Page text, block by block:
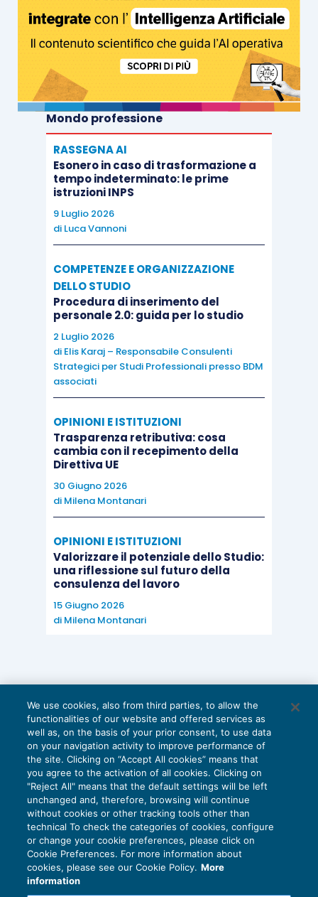
Mondo professione
RASSEGNA AI
Esonero in caso di trasformazione a
tempo indeterminato: le prime
istruzioni INPS
9 Luglio 2026
di Luca Vannoni
COMPETENZE E ORGANIZZAZIONE
DELLO STUDIO
Procedura di inserimento del
personale 2.0: guida per lo studio
2 Luglio 2026
di Elis Karaj – Responsabile Consulenti
Strategici per Studi Professionali presso BDM
associati
OPINIONI E ISTITUZIONI
Trasparenza retributiva: cosa
cambia con il recepimento della
Direttiva UE
30 Giugno 2026
di Milena Montanari
OPINIONI E ISTITUZIONI
Valorizzare il potenziale dello Studio:
una riflessione sul futuro della
consulenza del lavoro
15 Giugno 2026
di Milena Montanari
Privacy Policy
Cookie Policy
We use cookies, also from third parties, to allow the
functionalities of our website and offered services as
well as, on the basis of your prior consent, to use data
on your navigation activity to improve performance of
the site. Clicking on “Accept All cookies” means that
you agree to the activation of all cookies. Clicking on
"Reject All" means that the default settings will be left
unchanged and, therefore, browsing will continue
without cookies or other tracking tools other than
technical To check the categories of cookies, configure
or change your cookie preferences, please click on
Cookie Preferences. For more information about
cookies, please see our Cookie Policy. More
information